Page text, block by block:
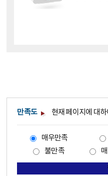
만족도 현재 페이지에 대
매우만족
불만족